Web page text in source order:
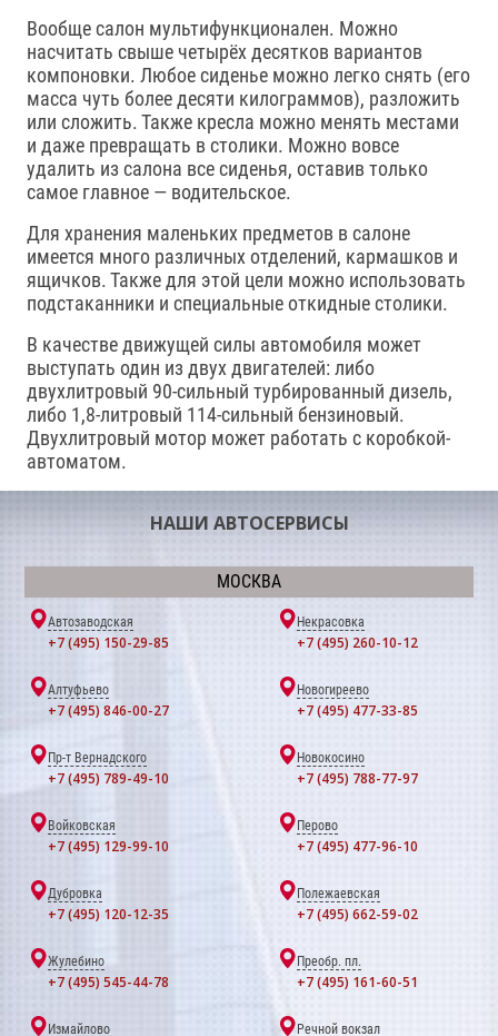
Вообще салон мультифункционален. Можно
насчитать свыше четырёх десятков вариантов
компоновки. Любое сиденье можно легко снять (его
масса чуть более десяти килограммов), разложить
или сложить. Также кресла можно менять местами
и даже превращать в столики. Можно вовсе
удалить из салона все сиденья, оставив только
самое главное — водительское.
Для хранения маленьких предметов в салоне
имеется много различных отделений, кармашков и
ящичков. Также для этой цели можно использовать
подстаканники и специальные откидные столики.
В качестве движущей силы автомобиля может
выступать один из двух двигателей: либо
двухлитровый 90-сильный турбированный дизель,
либо 1,8-литровый 114-сильный бензиновый.
Двухлитровый мотор может работать с коробкой-
автоматом.
НАШИ АВТОСЕРВИСЫ
МОСКВА
Автозаводская
+7 (495) 150-29-85
Некрасовка
+7 (495) 260-10-12
Алтуфьево
+7 (495) 846-00-27
Новогиреево
+7 (495) 477-33-85
Пр-т Вернадского
+7 (495) 789-49-10
Новокосино
+7 (495) 788-77-97
Войковская
+7 (495) 129-99-10
Перово
+7 (495) 477-96-10
Дубровка
+7 (495) 120-12-35
Полежаевская
+7 (495) 662-59-02
Жулебино
+7 (495) 545-44-78
Преобр. пл.
+7 (495) 161-60-51
Измайлово Речной вокзал